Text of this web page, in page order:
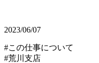
2023/06/07
#この仕事について
#荒川支店